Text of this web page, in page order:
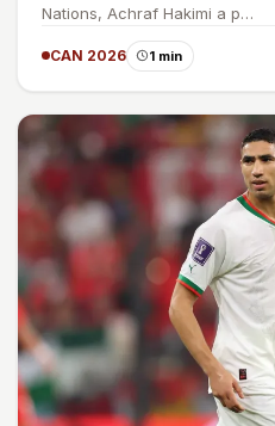
Nations, Achraf Hakimi a p…
CAN 2026 1 min